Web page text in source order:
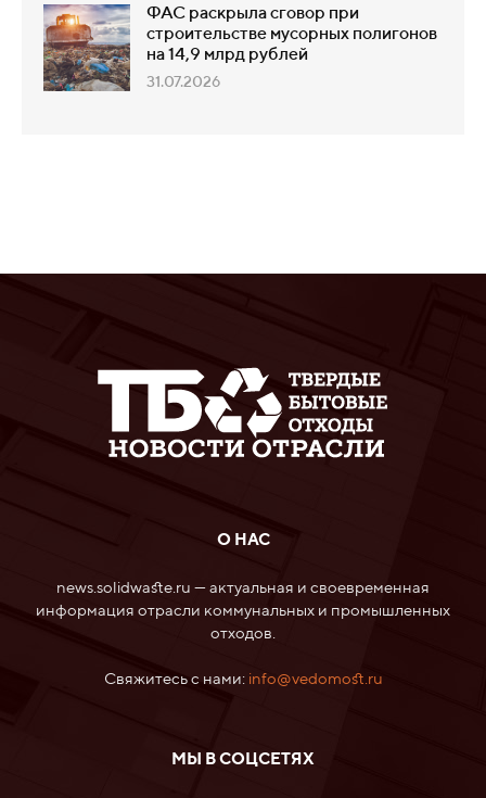
ФАС раскрыла сговор при
строительстве мусорных полигонов
на 14,9 млрд рублей
31.07.2026
О НАС
news.solidwaste.ru — актуальная и своевременная
информация отрасли коммунальных и промышленных
отходов.
Свяжитесь с нами: info@vedomost.ru
МЫ В СОЦСЕТЯХ